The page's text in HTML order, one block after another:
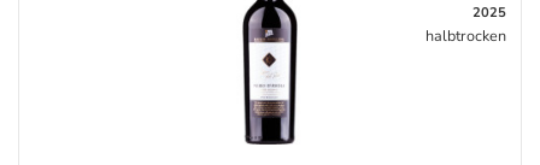
2025
halbtrocken